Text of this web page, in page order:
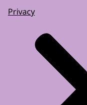
Privacy